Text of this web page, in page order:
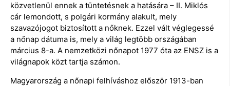
közvetlenül ennek a tüntetésnek a hatására – II. Miklós
cár lemondott, s polgári kormány alakult, mely
szavazójogot biztosított a nőknek. Ezzel vált véglegessé
a nőnap dátuma is, mely a világ legtöbb országában
március 8-a. A nemzetközi nőnapot 1977 óta az ENSZ is a
világnapok közt tartja számon.
Magyarország a nőnapi felhíváshoz először 1913-ban